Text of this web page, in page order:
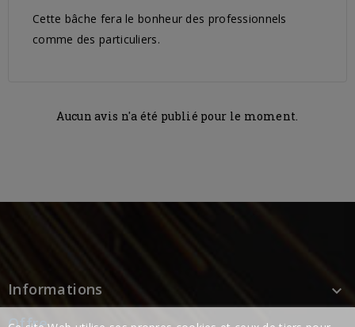
Cette bâche fera le bonheur des professionnels
comme des particuliers.
Aucun avis n'a été publié pour le moment.
Informations
